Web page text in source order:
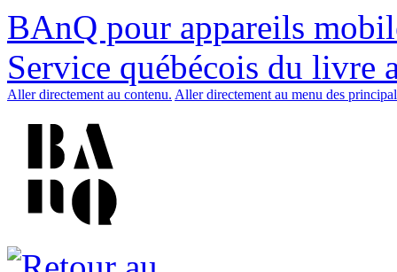
BAnQ pour appareils
Service québécois du livre
Aller directement au contenu. Aller directement au menu des